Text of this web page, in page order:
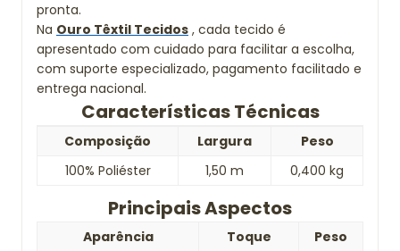
pronta.
Na Ouro Têxtil Tecidos , cada tecido é
apresentado com cuidado para facilitar a escolha,
com suporte especializado, pagamento facilitado e
entrega nacional.
Características Técnicas
Composição Largura
Peso
100% Poliéster
1,50 m 0,400 kg
Principais Aspectos
Aparência Toque
Peso